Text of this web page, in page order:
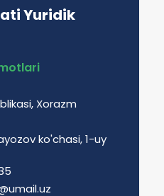
Yuridik
Xorazm
ko'chasi, 1-uy